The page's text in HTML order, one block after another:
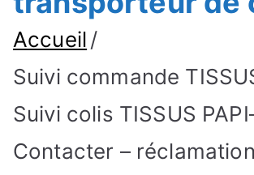
Accueil
Suivi commande
Suivi colis TISSUS
Contacter –